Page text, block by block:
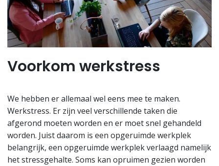
Voorkom werkstress
We hebben er allemaal wel eens mee te maken.
Werkstress. Er zijn veel verschillende taken die
afgerond moeten worden en er moet snel gehandeld
worden. Juist daarom is een opgeruimde werkplek
belangrijk, een opgeruimde werkplek verlaagd namelijk
het stressgehalte. Soms kan opruimen gezien worden